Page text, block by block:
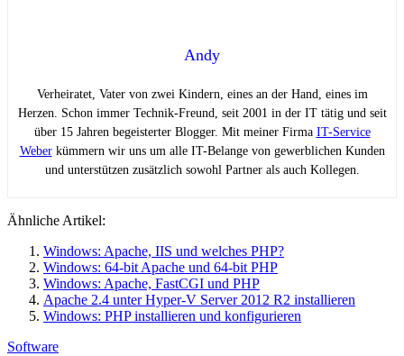
Andy
Verheiratet, Vater von zwei Kindern, eines an der Hand, eines im
Herzen. Schon immer Technik-Freund, seit 2001 in der IT tätig und seit
über 15 Jahren begeisterter Blogger. Mit meiner Firma IT-Service
Weberkümmern wir uns um alle IT-Belange von gewerblichen Kunden
und unterstützen zusätzlich sowohl Partner als auch Kollegen.
Ähnliche Artikel:
Windows: Apache, IIS und welches PHP?
Windows: 64-bit Apache und 64-bit PHP
Windows: Apache, FastCGI und PHP
Apache 2.4 unter Hyper-V Server 2012 R2 installieren
Windows: PHP installieren und konfigurieren
Software